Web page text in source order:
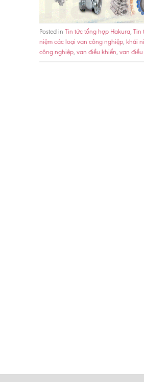
Posted in Tin tức tổng hợp Hakura, Tin
niệm các loại van công nghiệp, khái
công nghiệp, van điều khiển, van